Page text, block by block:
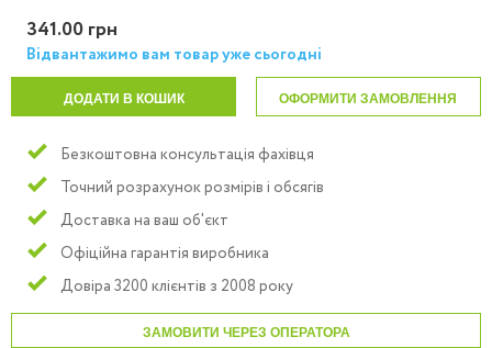
341.00 грн
Відвантажимо вам товар уже сьогодні
ДОДАТИ В КОШИК ОФОРМИТИ ЗАМОВЛЕННЯ
Безкоштовна консультація фахівця
Точний розрахунок розмірів і обсягів
Доставка на ваш об'єкт
Офіційна гарантія виробника
Довіра 3200 клієнтів з 2008 року
ЗАМОВИТИ ЧЕРЕЗ ОПЕРАТОРА